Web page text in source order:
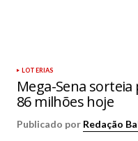
LOTERIAS
Mega-Sena
86 milhões hoje
Publicado por Redação